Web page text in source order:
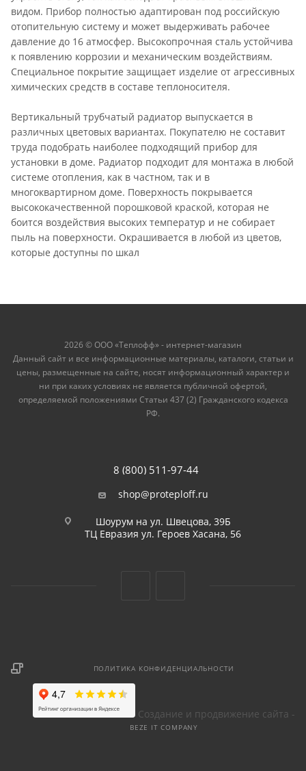
видом. Прибор полностью адаптирован под российскую
отопительную систему и может выдерживать рабочее
давление до 16 атмосфер. Высокопрочная сталь устойчива
к появлению коррозии и механическим воздействиям.
Специальное покрытие защищает изделие от агрессивных
химических средств в составе теплоносителя.
Вертикальный трубчатый радиатор выпускается в
различных цветовых вариантах. Покупателю не составит
труда подобрать наиболее подходящий прибор для
установки в доме. Радиатор подходит для монтажа в любой
системе отопления, как в частном, так и в
многоквартирном доме. Поверхность покрывается
высококачественной порошковой краской, которая не
боится воздействия высоких температур и не собирает
пыль на поверхности. Окрашивается в любой из цветов,
которые доступны по шкал
2026 © ООО «Теплофф» - интернет-магазин
Данный сайт и все информационные материалы, каталоги, статьи и
цены, размещенные на сайте, носят информационный характер и
ни при каких условиях не является публичной офертой,
определяемой положениями Статьи 437 (2) Гражданского кодекса
РФ.
8 (800) 511-97-44
shop@proteploff.ru
Шоурум на ул. Швецова, 39Б
ТЦ Евразия ул. Героев Хасана, 56
ПОЛИТИКА КОНФИДЕНЦИАЛЬНОСТИ
Создание и продвижение сайта -
BEZE IT COMPANY